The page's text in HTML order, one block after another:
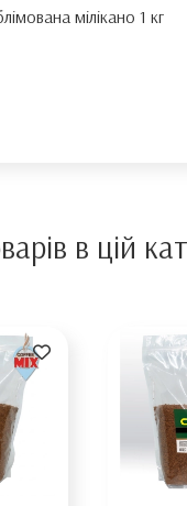
мілікано 1 кг
в цій